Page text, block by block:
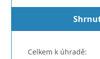
Celkem k úhradě: